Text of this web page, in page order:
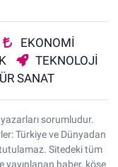
EKONOMİ
TEKNOLOJİ
SANAT
sorumludur.
Türkiye ve Dünyadan
Sitedeki tüm
yayınlanan haber, köşe